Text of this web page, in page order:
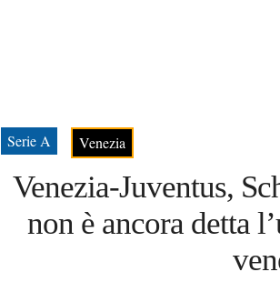
Serie A Venezia
Venezia-Juventus,
non è ancora detta